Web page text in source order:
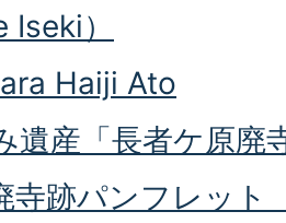
）
Haiji Ato
遺産「長者ケ原廃
寺跡パンフレッ